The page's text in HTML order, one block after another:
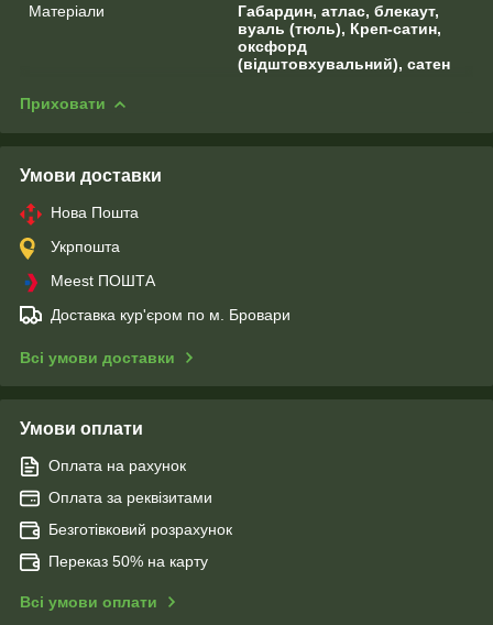
Матеріали
Габардин, атлас, блекаут,
вуаль (тюль), Креп-сатин,
оксфорд
(відштовхувальний), сатен
Приховати
Умови доставки
Нова Пошта
Укрпошта
Meest ПОШТА
Доставка кур'єром по м. Бровари
Всі умови доставки
Умови оплати
Оплата на рахунок
Оплата за реквізитами
Безготівковий розрахунок
Переказ 50% на карту
Всі умови оплати